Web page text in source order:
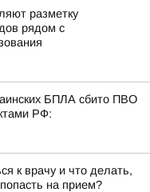
разметку
рядом с
БПЛА сбито ПВО
РФ:
к врачу и что делать,
на прием?